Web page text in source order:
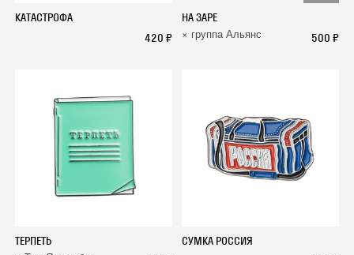
КАТАСТРОФА
420 ₽
НА ЗАРЕ
× группа Альянс 500 ₽
ТЕРПЕТЬ
СУМКА РОССИЯ